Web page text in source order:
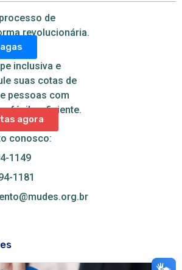
de
revolucionária.
inclusiva e
suas cotas de
pessoas com
fácil e eficiente.
agora
conosco:
1149
1181